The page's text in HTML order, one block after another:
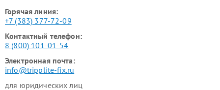
Горячая линия:
+7 (383) 377-72-09
Контактный телефон:
8 (800) 101-01-54
Электронная почта:
info@tripplite-fix.ru
для юридических лиц